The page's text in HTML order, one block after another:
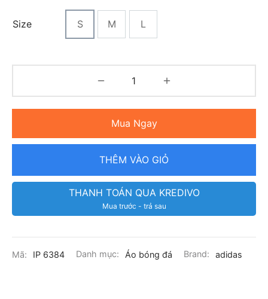
Size S M L
Mua Ngay
THÊM VÀO GIỎ
THANH TOÁN QUA KREDIVO
Mua trước - trả sau
Mã: IP 6384 Danh mục: Áo bóng đá Brand: adidas